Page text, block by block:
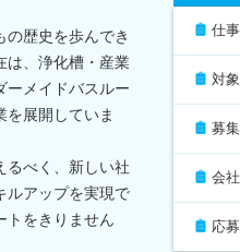
の歴史を歩んでき
は、浄化槽・産業
ーメイドバスルー
を展開していま
るべく、新しい社
ルアップを実現で
トをきりません
仕
対
募
会
応